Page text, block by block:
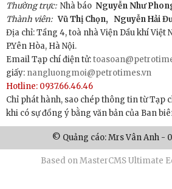
Thường trực: Nhà báo Nguyễn Như
Thành viên: Vũ Thị Chọn, Nguyễn Hải
Địa chỉ: Tầng 4, toà nhà Viện Dầu khí Việt
P.Yên Hòa, Hà Nội.
Email Tạp chí điện tử:
giấy: nangluongmoi@petrotimes.vn
Hotline: 0937.66.46.46
Chỉ phát hành, sao chép thông tin từ Tạp
khi có sự đồng ý bằng văn bản của Ban
© Quảng cáo: Mrs Vân Anh -
Based on MasterCMS Ultimate